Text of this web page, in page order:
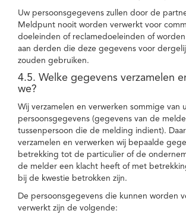
Uw persoonsgegevens zullen door de
Meldpunt nooit worden verwerkt voor
doeleinden of reclamedoeleinden of
aan derden die deze gegevens voor
zouden gebruiken.
4.5. Welke gegevens verzamelen
we?
Wij verzamelen en verwerken sommige van
persoonsgegevens (gegevens van de
tussenpersoon die de melding indient).
verzamelen en verwerken wij bepaalde
betrekking tot de particulier of de
de melder een klacht heeft of met
bij de kwestie betrokken zijn.
De persoonsgegevens die kunnen worden
verwerkt zijn de volgende: